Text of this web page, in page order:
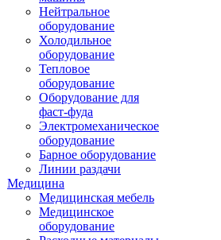
Нейтральное
оборудование
Холодильное
оборудование
Тепловое
оборудование
Оборудование для
фаст-фуда
Электромеханическое
оборудование
Барное оборудование
Линии раздачи
Медицина
Медицинская мебель
Медицинское
оборудование